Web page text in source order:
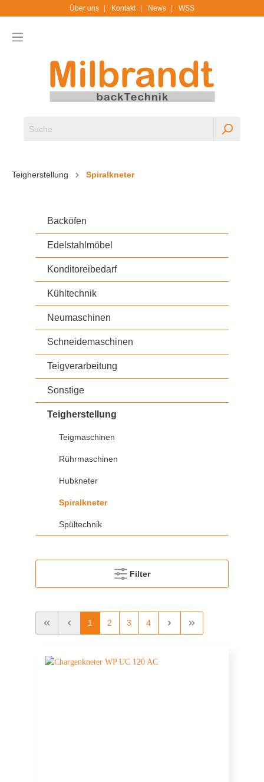
Über uns Kontakt News WSS
Teigherstellung Spiralkneter
Backöfen
Edelstahlmöbel
Konditoreibedarf
Kühltechnik
Neumaschinen
Schneidemaschinen
Teigverarbeitung
Sonstige
Teigherstellung
Teigmaschinen
Rührmaschinen
Hubkneter
Spiralkneter
Spültechnik
Filter
1 2 3 4